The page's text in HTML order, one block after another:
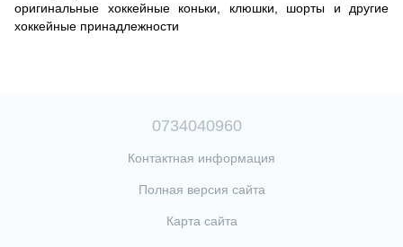
оригинальные хоккейные коньки, клюшки, шорты и другие
хоккейные принадлежности
0734040960
Контактная информация
Полная версия сайта
Карта сайта